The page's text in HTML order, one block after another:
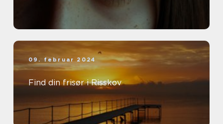
09. februar 2024
Find din frisør i Risskov